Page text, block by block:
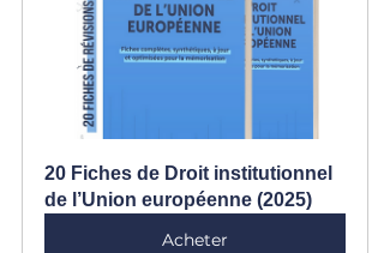
20 Fiches de Droit institutionnel
de l’Union européenne (2025)
Acheter